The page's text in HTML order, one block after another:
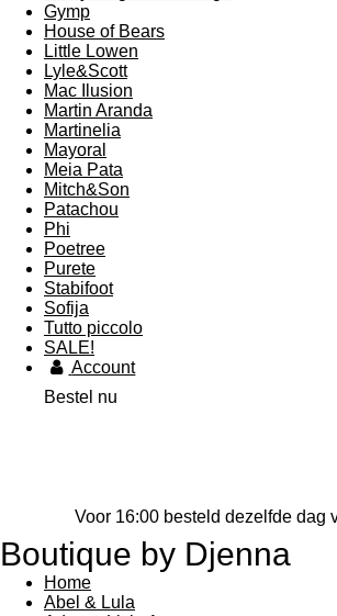
Gymp
House of Bears
Little Lowen
Lyle&Scott
Mac Ilusion
Martin Aranda
Martinelia
Mayoral
Meia Pata
Mitch&Son
Patachou
Phi
Poetree
Purete
Stabifoot
Sofija
Tutto piccolo
SALE!
Account
Bestel nu
Voor 16:00 besteld dezelfde dag
Boutique by Djenna
Home
Abel & Lula